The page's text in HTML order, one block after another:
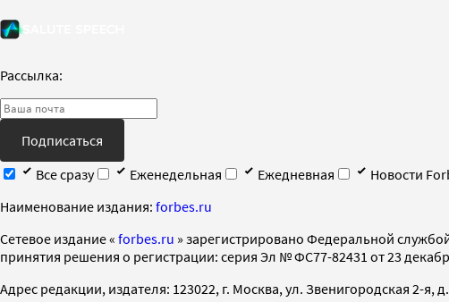
Рассылка:
Подписаться
Все сразу
Еженедельная Ежедневная
Новости
Наименование издания: forbes.ru
Cетевое издание « forbes.ru » зарегистрировано Федеральной
принятия решения о регистрации: серия Эл № ФС77-82431 от 23
Адрес редакции, издателя: 123022, г. Москва, ул. Звенигородская 2-я,